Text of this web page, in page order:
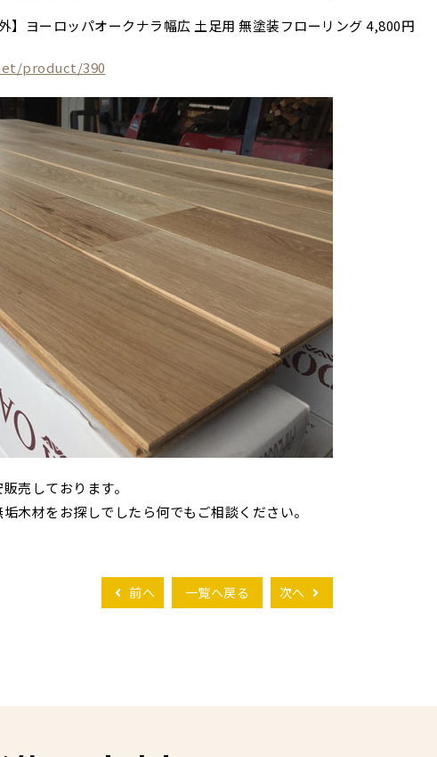
】ヨーロッパオークナラ幅広 土足用 無塗装フローリング 4,800円
product/390
売しております。
木材をお探しでしたら何でもご相談ください。
前へ 一覧へ戻る 次へ